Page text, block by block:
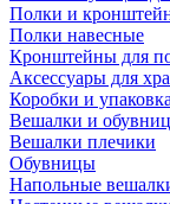
Полки и
Полки навесные
Кронштейны для
Аксессуары для
Коробки и
Вешалки и
Вешалки плечики
Обувницы
Напольные